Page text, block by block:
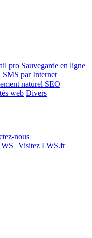
pro Sauvegarde en ligne
par Internet
naturel SEO
web Divers
nous
Visitez LWS.fr